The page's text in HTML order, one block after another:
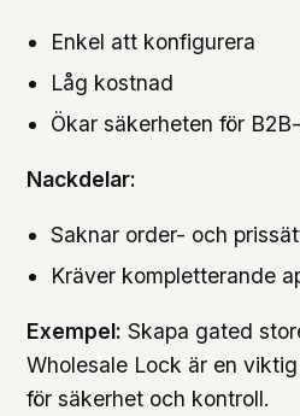
Enkel att konfigurera
Låg kostnad
Ökar säkerheten för
Nackdelar:
Saknar order- och
Kräver kompletterande
Exempel: Skapa gated
Wholesale Lock är en
för säkerhet och kontroll.